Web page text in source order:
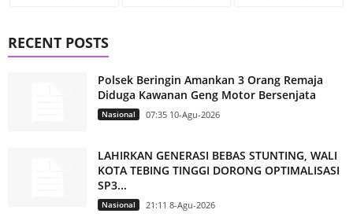
RECENT POSTS
Polsek Beringin Amankan 3 Orang Remaja
Diduga Kawanan Geng Motor Bersenjata
Nasional 07:35 10-Agu-2026
LAHIRKAN GENERASI BEBAS STUNTING, WALI
KOTA TEBING TINGGI DORONG OPTIMALISASI
SP3...
Nasional 21:11 8-Agu-2026